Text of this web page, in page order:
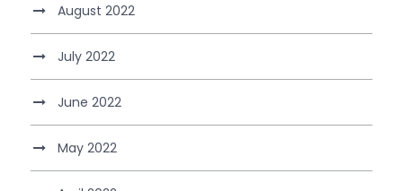
August 2022
July 2022
June 2022
May 2022